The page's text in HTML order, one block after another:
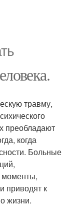
травму,
преобладают
когда
Больные
моменты,
приводят к
жизни.